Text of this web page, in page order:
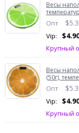
Весы
Опт $
Vip: $
Крупный
Весы
(50г),
Опт $
Vip: $
Крупный